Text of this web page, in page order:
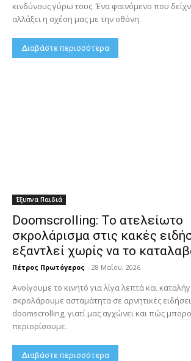
κινδύνους γύρω τους. Ένα φαινόμενο που
αλλάξει η σχέση μας με την οθόνη.
Διαβάστε περισσότερα
Έξυπνα Παιδιά
Doomscrolling: Το ατελείωτο
σκρολάρισμα στις κακές
εξαντλεί χωρίς να το
Πέτρος Πρωτόγερος - 28 Μαΐου, 2026
Ανοίγουμε το κινητό για λίγα λεπτά και
σκρολάρουμε ασταμάτητα σε αρνητικές
doomscrolling, γιατί μας αγχώνει και πώς
περιορίσουμε.
Διαβάστε περισσότερα